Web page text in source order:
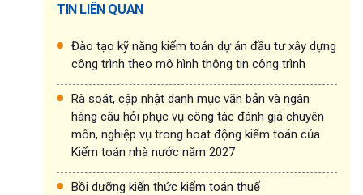
TIN LIÊN QUAN
Đào tạo kỹ năng kiểm toán dự án đầu tư xây dựng
công trình theo mô hình thông tin công trình
Rà soát, cập nhật danh mục văn bản và ngân
hàng câu hỏi phục vụ công tác đánh giá chuyên
môn, nghiệp vụ trong hoạt động kiểm toán của
Kiểm toán nhà nước năm 2027
Bồi dưỡng kiến thức kiểm toán thuế